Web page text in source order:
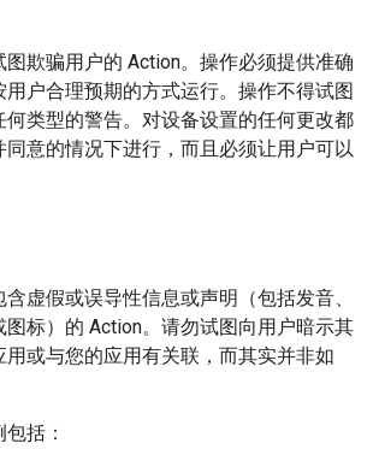
欺骗用户的 Action。操作必须提供准确
用户合理预期的方式运行。操作不得试图
何类型的警告。对设备设置的任何更改都
同意的情况下进行，而且必须让用户可以
虚假或误导性信息或声明（包括发音、
标）的 Action。请勿试图向用户暗示其
或与您的应用有关联，而其实并非如
括：